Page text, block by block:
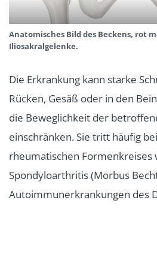
Anatomisches Bild des Beckens, rot
Iliosakralgelenke.
Die Erkrankung kann starke
Rücken, Gesäß oder in den
die Beweglichkeit der
einschränken. Sie tritt häufig
rheumatischen Formenkreises
Spondyloarthritis (Morbus
Autoimmunerkrankungen des